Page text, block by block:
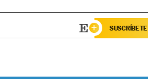
SUSCRÍBETE